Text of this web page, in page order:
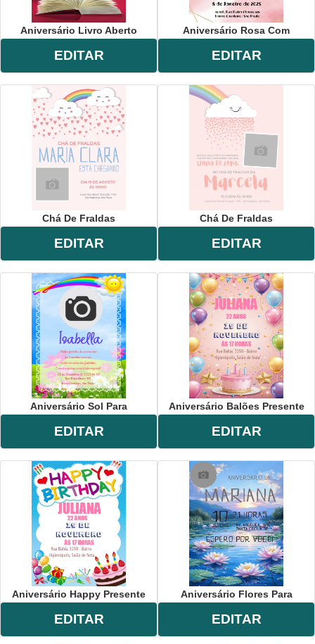
Aniversário Livro Aberto
EDITAR
Aniversário Rosa Com
EDITAR
Chá De Fraldas
EDITAR
Chá De Fraldas
EDITAR
Aniversário Sol Para
EDITAR
Aniversário Balões Presente
EDITAR
Aniversário Happy Presente
EDITAR
Aniversário Flores Para
EDITAR